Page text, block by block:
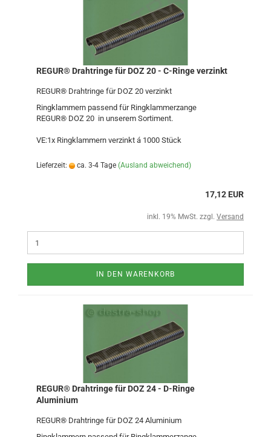
REGUR® Drahtringe für DOZ 20 - C-Ringe verzinkt
REGUR® Drahtringe für DOZ 20 verzinkt
Ringklammern passend für Ringklammerzange
REGUR® DOZ 20 in unserem Sortiment.
VE:1x Ringklammern verzinkt á 1000 Stück
Lieferzeit: ca. 3-4 Tage (Ausland abweichend)
17,12 EUR
inkl. 19% MwSt. zzgl. Versand
IN DEN WARENKORB
REGUR® Drahtringe für DOZ 24 - D-Ringe
Aluminium
REGUR® Drahtringe für DOZ 24 Aluminium